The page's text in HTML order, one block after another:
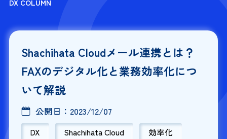
DX COLUMN
Shachihata Cloudメール連携とは？
FAXのデジタル化と業務効率化につ
いて解説
公開日： 2023/12/07
DX Shachihata Cloud 効率化